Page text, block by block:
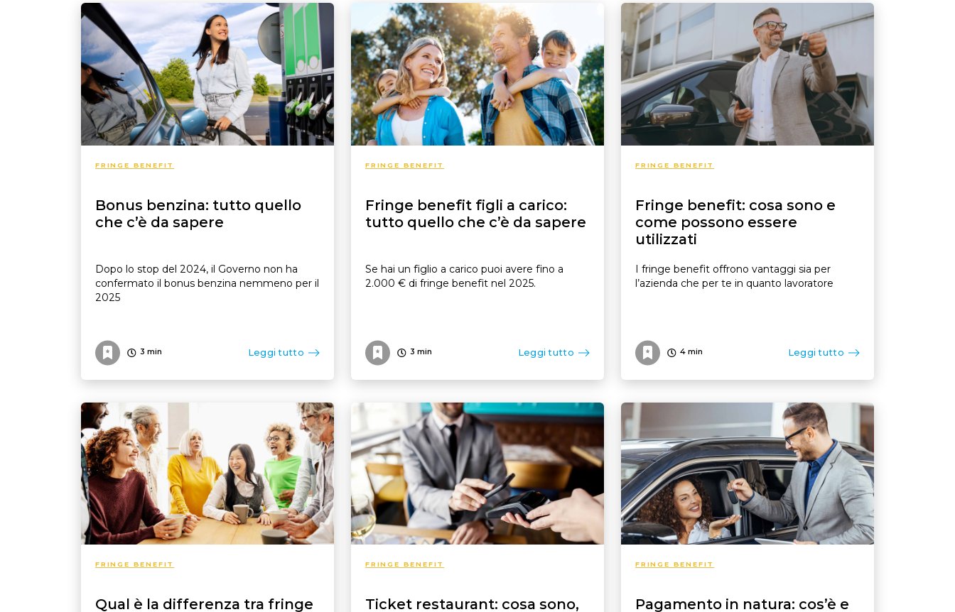
FRINGE BENEFIT
Bonus benzina: tutto quello
che c’è da sapere
Dopo lo stop del 2024, il Governo non ha
confermato il bonus benzina nemmeno per il
2025
3 min Leggi tutto
FRINGE BENEFIT
Fringe benefit figli a carico:
tutto quello che c’è da sapere
Se hai un figlio a carico puoi avere fino a
2.000 € di fringe benefit nel 2025.
3 min Leggi tutto
FRINGE BENEFIT
Fringe benefit: cosa sono e
come possono essere
utilizzati
I fringe benefit offrono vantaggi sia per
l’azienda che per te in quanto lavoratore
4 min Leggi tutto
FRINGE BENEFIT
Qual è la differenza tra fringe
FRINGE BENEFIT
Ticket restaurant: cosa sono,
FRINGE BENEFIT
Pagamento in natura: cos’è e